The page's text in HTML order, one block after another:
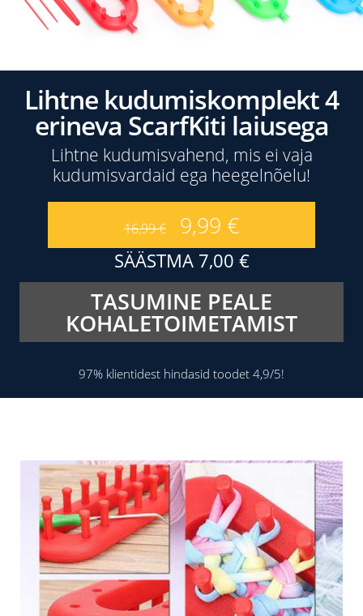
Lihtne kudumiskomplekt 4
erineva ScarfKiti laiusega
Lihtne kudumisvahend, mis ei vaja
kudumisvardaid ega heegelnõelu!
16,99€ 9,99 €
SÄÄSTMA 7,00 €
TASUMINE PEALE
KOHALETOIMETAMIST
97% klientidest hindasid toodet 4,9/5!